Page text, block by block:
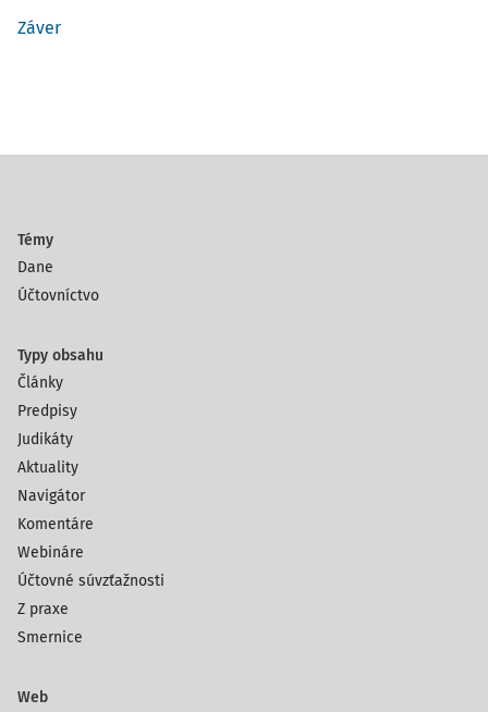
Záver
Témy
Dane
Účtovníctvo
Typy obsahu
Články
Predpisy
Judikáty
Aktuality
Navigátor
Komentáre
Webináre
Účtovné súvzťažnosti
Z praxe
Smernice
Web